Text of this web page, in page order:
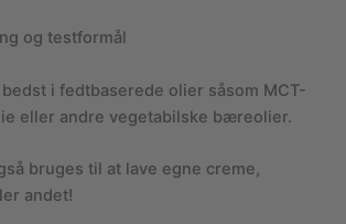
og testformål
i fedtbaserede olier såsom MCT-
eller andre vegetabilske bæreolier.
bruges til at lave egne creme,
andet!